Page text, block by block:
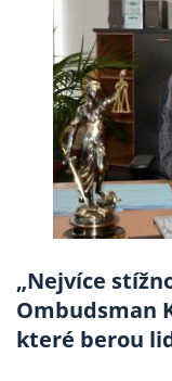
„Nejvíce
Ombudsman
které berou